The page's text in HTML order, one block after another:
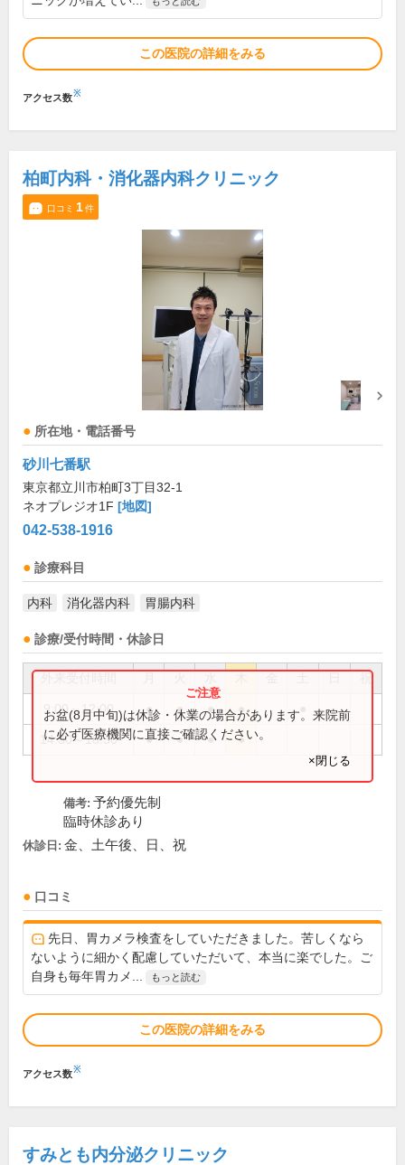
この医院の詳細をみる
アクセス数※
柏町内科・消化器内科クリニック
口コミ 1件
所在地・電話番号
砂川七番駅
東京都立川市柏町3丁目32-1
ネオプレジオ1F [地図]
042-538-1916
診療科目
内科 消化器内科 胃腸内科
診療/受付時間・休診日
祝
9:00～12:00 ● ● ● ●
14:30～18:30 ● ● ● ●
お盆(8月中旬)は休診・休業の場合があります。来院前
に必ず医療機関に直接ご確認ください。
×閉じる
備考: 予約優先制
臨時休診あり
休診日: 金、土午後、日、祝
口コミ
先日、胃カメラ検査をしていただきました。苦しくなら
ないように細かく配慮していただいて、本当に楽でした。ご
自身も毎年胃カメ...
もっと読む
この医院の詳細をみる
アクセス数※
すみとも内分泌クリニック